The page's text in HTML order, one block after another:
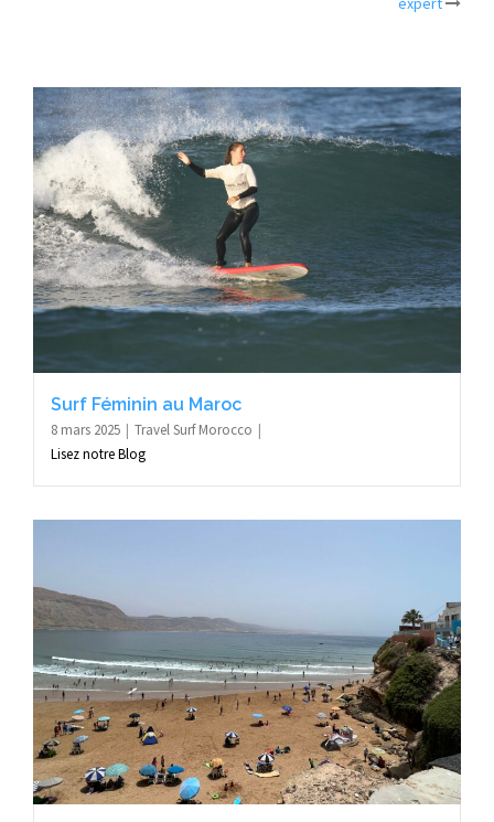
Surf Féminin au Maroc
8 mars 2025
Travel Surf Morocco
Lisez notre Blog